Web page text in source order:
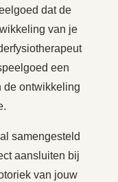
dat de
van je
een
de ontwikkeling
samengesteld
aansluiten bij
van jouw